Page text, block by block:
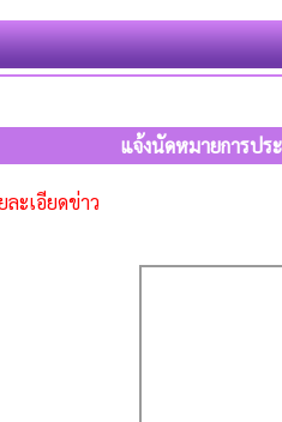
แจ้งนัดหมายการปร
ะเอียดข่าว